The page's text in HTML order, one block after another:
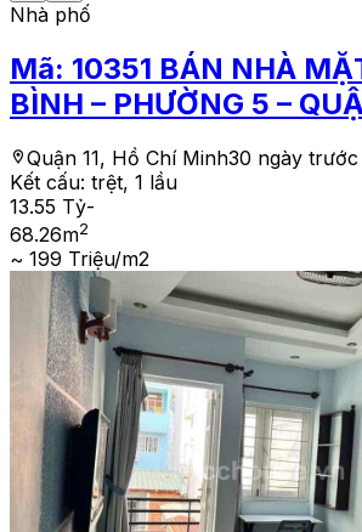
Nhà phố
Mã: 10351 BÁN NHÀ
BÌNH – PHƯỜNG 5 –
Quận 11, Hồ Chí Minh30 ngày trước
Kết cấu: trệt, 1 lầu
13.55 Tỷ-
68.26m2
~ 199 Triệu/m2